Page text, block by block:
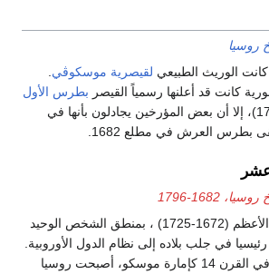
روسيا
الوريث الطبيعي لقيصرية موسكوڤي
كانت قد أعلنها رسمياً القيصر بطرس الأول
(1721)، إلا أن بعض المؤرخين يجادلون بأنها في
بطرس العرش في مطلع 1682.
1682-1796
، أو الأعظم (1672-1725) ، بمنطق الشخص الوحيد
في جلب بلاده إلى نظام الدول الأوروبية.
من بداياتها المتواضعة في القرن 14 كإمارة موسكو، أصبحت روسيا